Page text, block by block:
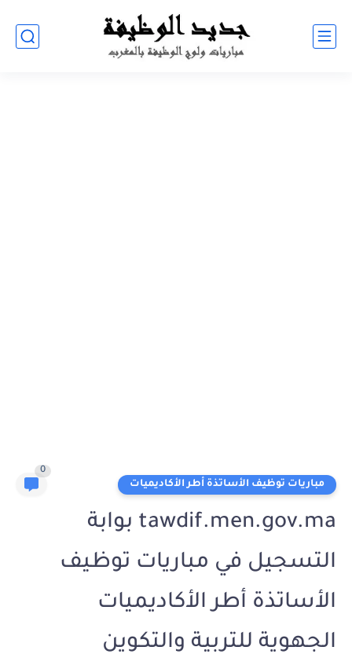
مباريات توظيف الأساتذة أطر الأكاديميات
0
tawdif.men.gov.ma بوابة
التسجيل في مباريات توظيف
الأساتذة أطر الأكاديميات
الجهوية للتربية والتكوين